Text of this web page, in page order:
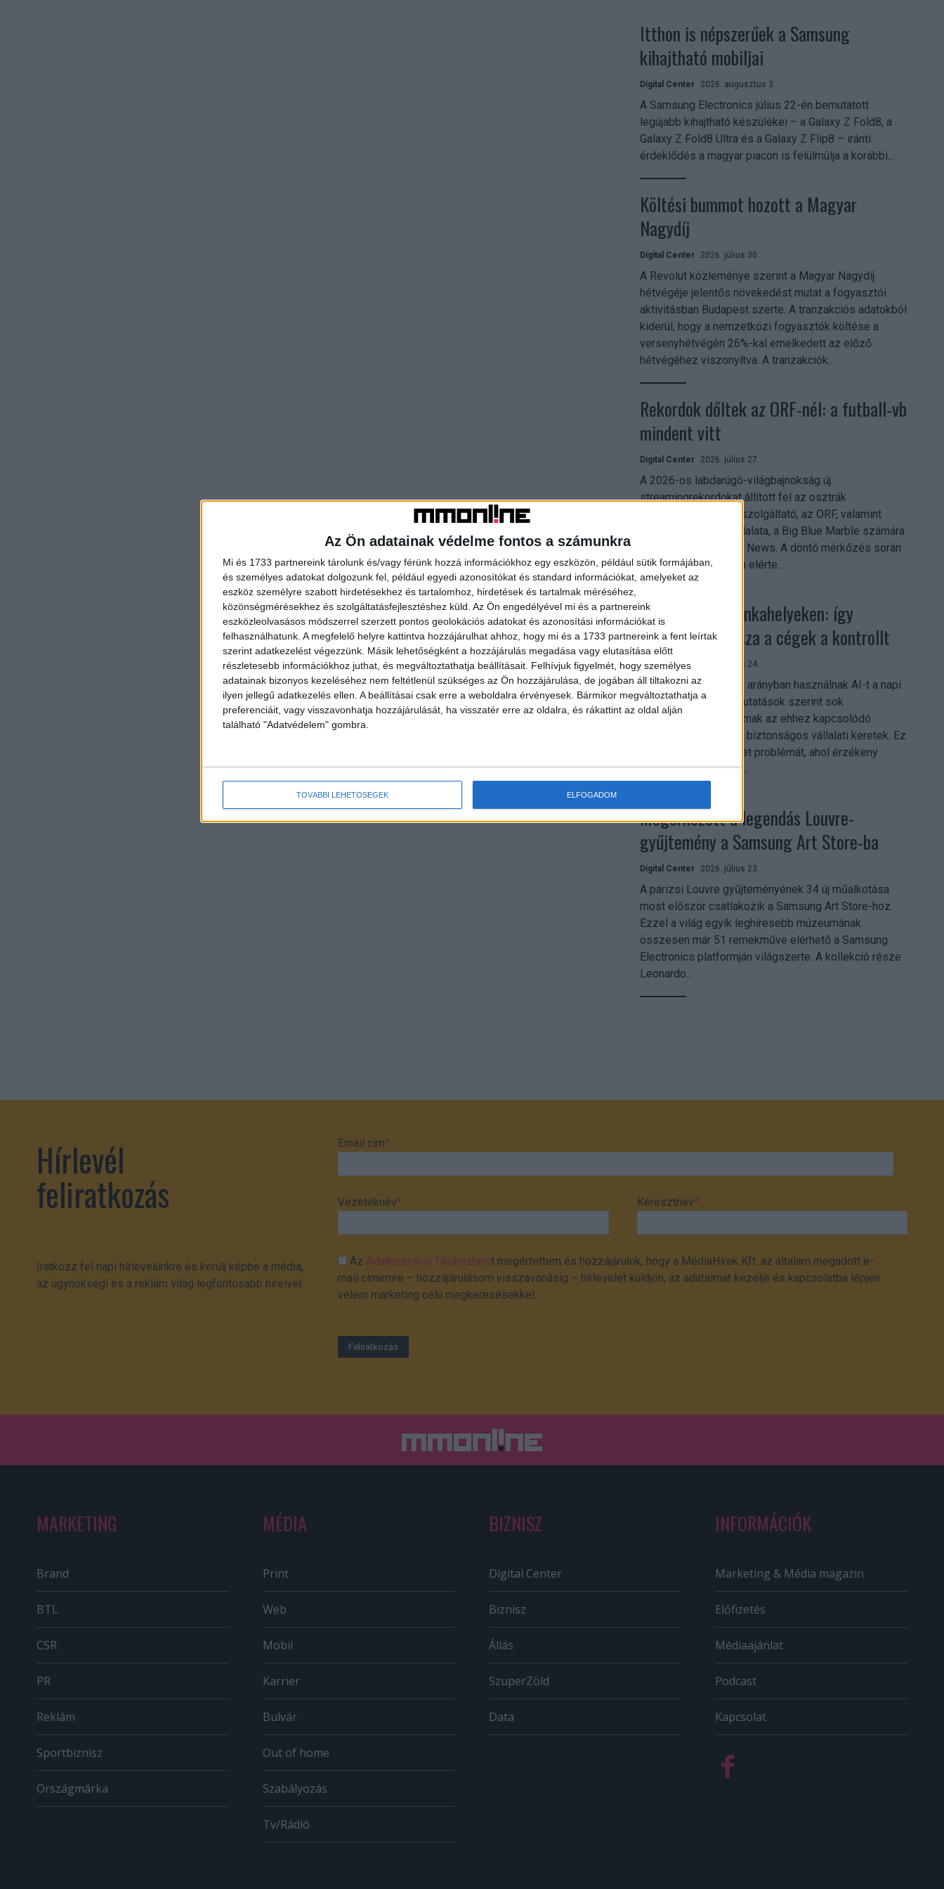
Az Ön adatainak védelme fontos a számunkra
Mi és 1733 partnereink tárolunk és/vagy férünk hozzá információkhoz egy eszközön, például sütik formájában,
és személyes adatokat dolgozunk fel, például egyedi azonosítókat és standard információkat, amelyeket az
eszköz személyre szabott hirdetésekhez és tartalomhoz, hirdetések és tartalmak méréséhez,
közönségmérésekhez és szolgáltatásfejlesztéshez küld. Az Ön engedélyével mi és a partnereink
eszközleolvasásos módszerrel szerzett pontos geolokációs adatokat és azonosítási információkat is
felhasználhatunk. A megfelelő helyre kattintva hozzájárulhat ahhoz, hogy mi és a 1733 partnereink a fent leírtak
szerint adatkezelést végezzünk. Másik lehetőségként a hozzájárulás megadása vagy elutasítása előtt
részletesebb információkhoz juthat, és megváltoztathatja beállításait. Felhívjuk figyelmét, hogy személyes
adatainak bizonyos kezeléséhez nem feltétlenül szükséges az Ön hozzájárulása, de jogában áll tiltakozni az
ilyen jellegű adatkezelés ellen. A beállításai csak erre a weboldalra érvényesek. Bármikor megváltoztathatja a
preferenciáit, vagy visszavonhatja hozzájárulását, ha visszatér erre az oldalra, és rákattint az oldal alján
található "Adatvédelem" gombra.
TOVÁBBI LEHETŐSÉGEK ELFOGADOM
Itthon is népszerűek a Samsung
kihajtható mobiljai
Digital Center 2026. augusztus 3.
A Samsung Electronics július 22-én bemutatott
legújabb kihajtható készülékei – a Galaxy Z Fold8, a
Galaxy Z Fold8 Ultra és a Galaxy Z Flip8 – iránti
érdeklődés a magyar piacon is felülmúlja a korábbi...
Költési bummot hozott a Magyar
Nagydíj
Digital Center 2026. július 30.
A Revolut közleménye szerint a Magyar Nagydíj
hétvégéje jelentős növekedést mutat a fogyasztói
aktivitásban Budapest szerte. A tranzakciós adatokból
kiderül, hogy a nemzetközi fogyasztók költése a
versenyhétvégén 26%-kal emelkedett az előző
hétvégéhez viszonyítva. A tranzakciók...
Rekordok dőltek az ORF-nél: a futball-vb
mindent vitt
Digital Center 2026. július 27.
A 2026-os labdarúgó-világbajnokság új
streamingrekordokat állított fel az osztrák
közszolgálati műsorszolgáltató, az ORF, valamint
technológiai leányvállalata, a Big Blue Marble számára
– írja a Broadband TV News. A döntő mérkőzés során
az átlagos nézőszám elérte...
Shadow AI a munkahelyeken: így
szerezhetik vissza a cégek a kontrollt
Digital Center 2026. július 24.
A munkavállalók nagy arányban használnak AI-t a napi
munkában, ám friss kutatások szerint sok
szervezetnél hiányoznak az ehhez kapcsolódó
világos irányelvek és biztonságos vállalati keretek. Ez
különösen ott jelenthet problémát, ahol érzékeny
üzleti információkkal...
Megérkezett a legendás Louvre-
gyűjtemény a Samsung Art Store-ba
Digital Center 2026. július 23.
A párizsi Louvre gyűjteményének 34 új műalkotása
most először csatlakozik a Samsung Art Store-hoz.
Ezzel a világ egyik leghíresebb múzeumának
összesen már 51 remekműve elérhető a Samsung
Electronics platformján világszerte. A kollekció része
Leonardo...
Hírlevél
feliratkozás
Iratkozz fel napi hírlevelünkre és kerülj képbe a média,
az ügynökségi és a reklám világ legfontosabb híreivel.
Email cím*
Vezetéknév* Keresztnév*
AzAdatkezelési Tájékoztatót megértettem és hozzájárulok, hogy a MédiaHírek Kft. az általam megadott e-
mail címemre – hozzájárulásom visszavonásig – hírlevelet küldjön, az adataimat kezelje és kapcsolatba lépjen
velem marketing célú megkeresésekkel.
MARKETING
Brand
BTL
CSR
PR
Reklám
Sportbiznisz
Országmárka
MÉDIA
Print
Web
Mobil
Karrier
Bulvár
Out of home
Szabályozás
Tv/Rádió
BIZNISZ
Digital Center
Biznisz
Állás
SzuperZöld
Data
INFORMÁCIÓK
Marketing & Média magazin
Előfizetés
Médiaajánlat
Podcast
Kapcsolat